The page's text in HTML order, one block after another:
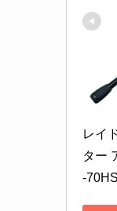
レイ
ター
-